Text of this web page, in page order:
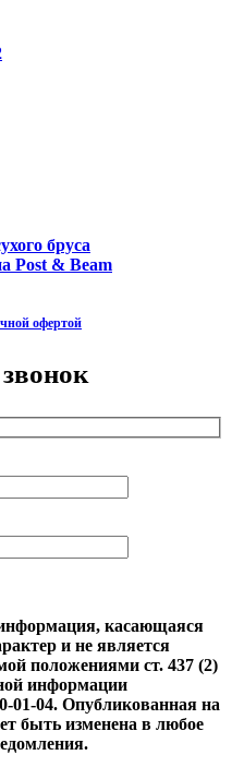
бруса
Post & Beam
офертой
касающаяся
и не является
положениями ст. 437 (2)
информации
01-04. Опубликованная на
быть изменена в любое